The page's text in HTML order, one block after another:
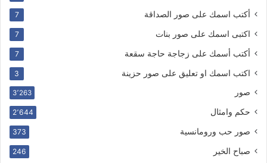
أكتب اسمك على صور الصداقة 7
اكتبى اسمك على صور بنات 7
أكتب أسمك على زجاجة حاجة سقعة 7
اكتب اسمك او تعليق على صور حزينة 3
صور 3٬263
حكم وامثال 2٬644
صور حب ورومانسية 373
صباح الخير 246